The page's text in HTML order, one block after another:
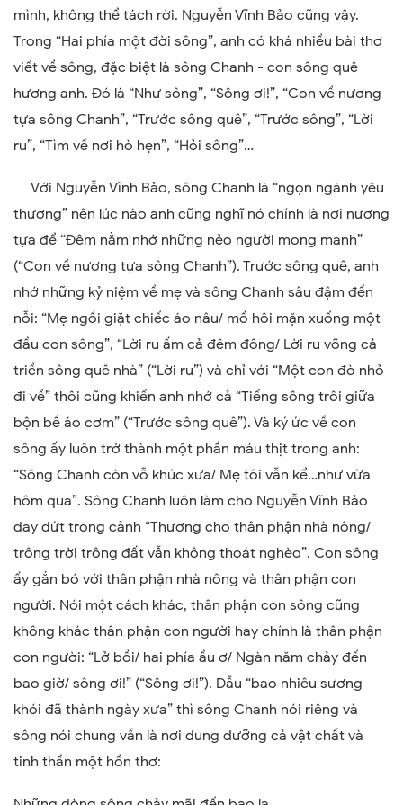
mình, không thể tách rời. Nguyễn Vĩnh Bảo cũng vậy.
Trong “Hai phía một đời sông”, anh có khá nhiều bài thơ
viết về sông, đặc biệt là sông Chanh - con sông quê
hương anh. Đó là “Như sông”, “Sông ơi!”, “Con về nương
tựa sông Chanh”, “Trước sông quê”, “Trước sông”, “Lời
ru”, “Tìm về nơi hò hẹn”, “Hỏi sông”…
Với Nguyễn Vĩnh Bảo, sông Chanh là “ngọn ngành yêu
thương” nên lúc nào anh cũng nghĩ nó chính là nơi nương
tựa để “Đêm nằm nhớ những nẻo người mong manh”
(“Con về nương tựa sông Chanh”). Trước sông quê, anh
nhớ những kỷ niệm về mẹ và sông Chanh sâu đậm đến
nỗi: “Mẹ ngồi giặt chiếc áo nâu/ mồ hôi mặn xuống một
đầu con sông”, “Lời ru ấm cả đêm đông/ Lời ru võng cả
triền sông quê nhà” (“Lời ru”) và chỉ với “Một con đò nhỏ
đi về” thôi cũng khiến anh nhớ cả “Tiếng sông trôi giữa
bộn bề áo cơm” (“Trước sông quê”). Và ký ức về con
sông ấy luôn trở thành một phần máu thịt trong anh:
“Sông Chanh còn vỗ khúc xưa/ Mẹ tôi vẫn kể…như vừa
hôm qua”. Sông Chanh luôn làm cho Nguyễn Vĩnh Bảo
day dứt trong cảnh “Thương cho thân phận nhà nông/
trông trời trông đất vẫn không thoát nghèo”. Con sông
ấy gắn bó với thân phận nhà nông và thân phận con
người. Nói một cách khác, thân phận con sông cũng
không khác thân phận con người hay chính là thân phận
con người: “Lở bồi/ hai phía ầu ơ/ Ngàn năm chảy đến
bao giờ/ sông ơi!” (“Sông ơi!”). Dẫu “bao nhiêu sương
khói đã thành ngày xưa” thì sông Chanh nói riêng và
sông nói chung vẫn là nơi dung dưỡng cả vật chất và
tinh thần một hồn thơ: